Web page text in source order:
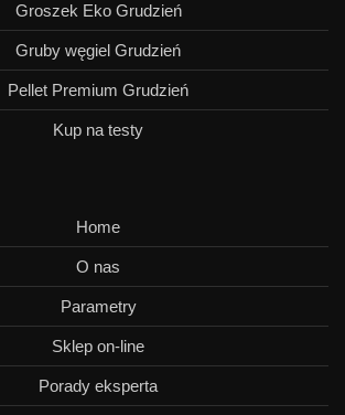
Groszek Eko Grudzień
Gruby węgiel Grudzień
Pellet Premium Grudzień
Kup na testy
Home
O nas
Parametry
Sklep on-line
Porady eksperta